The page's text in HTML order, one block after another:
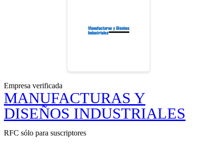
Empresa verificada
MANUFACTURAS Y
DISEÑOS INDUSTRIALES
RFC sólo para suscriptores